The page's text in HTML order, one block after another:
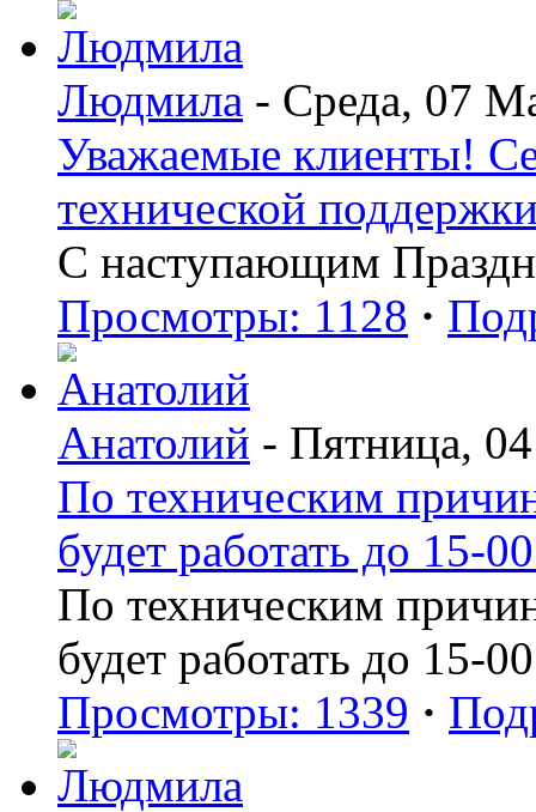
Людмила - Среда, 07
Уважаемые клиенты!
технической
С наступающим
Просмотры: 1128 ·
Анатолий - Пятница,
По техническим
будет работать до 15-
По техническим
будет работать до 15-00
Просмотры: 1339 ·